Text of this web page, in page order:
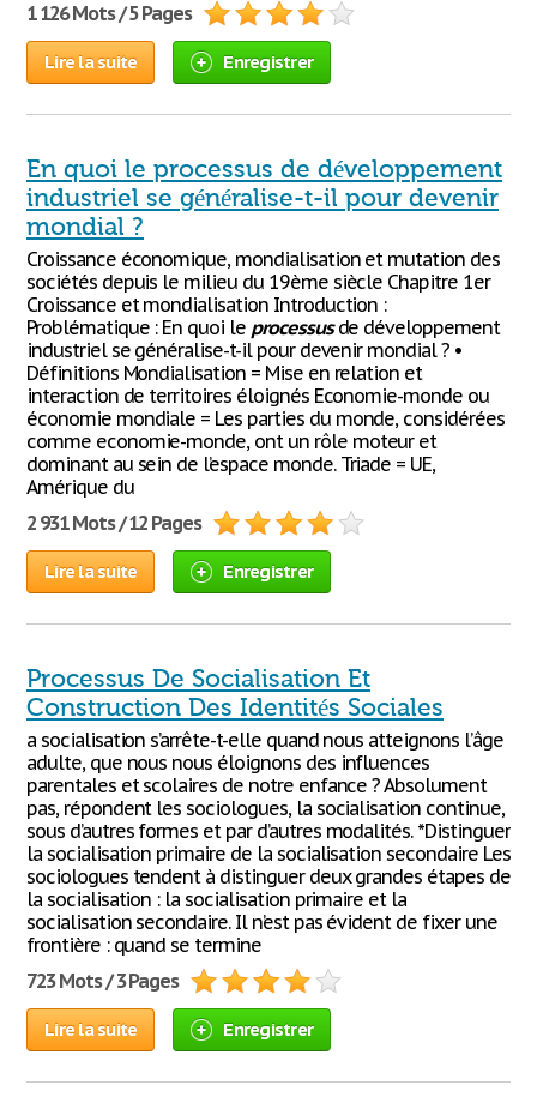
1 126 Mots / 5 Pages
Lire la suite Enregistrer
En quoi le processus de développement
industriel se généralise-t-il pour devenir
mondial ?
Croissance économique, mondialisation et mutation des
sociétés depuis le milieu du 19ème siècle Chapitre 1er
Croissance et mondialisation Introduction :
Problématique : En quoi le processusde développement
industriel se généralise-t-il pour devenir mondial ? •
Définitions Mondialisation = Mise en relation et
interaction de territoires éloignés Economie-monde ou
économie mondiale = Les parties du monde, considérées
comme economie-monde, ont un rôle moteur et
dominant au sein de l’espace monde. Triade = UE,
Amérique du
2 931 Mots / 12 Pages
Lire la suite Enregistrer
Processus De Socialisation Et
Construction Des Identités Sociales
a socialisation s’arrête-t-elle quand nous atteignons l’âge
adulte, que nous nous éloignons des influences
parentales et scolaires de notre enfance ? Absolument
pas, répondent les sociologues, la socialisation continue,
sous d’autres formes et par d’autres modalités. *Distinguer
la socialisation primaire de la socialisation secondaire Les
sociologues tendent à distinguer deux grandes étapes de
la socialisation : la socialisation primaire et la
socialisation secondaire. Il n’est pas évident de fixer une
frontière : quand se termine
723 Mots / 3 Pages
Lire la suite Enregistrer